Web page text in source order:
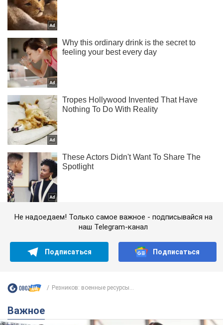
Не надоедаем! Только самое важное - подписывайся на
наш Telegram-канал
Подписаться Подписаться
Резников: военные ресурсы...
Важное